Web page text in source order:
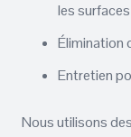
les surfaces
Élimination
Entretien
Nous utilisons